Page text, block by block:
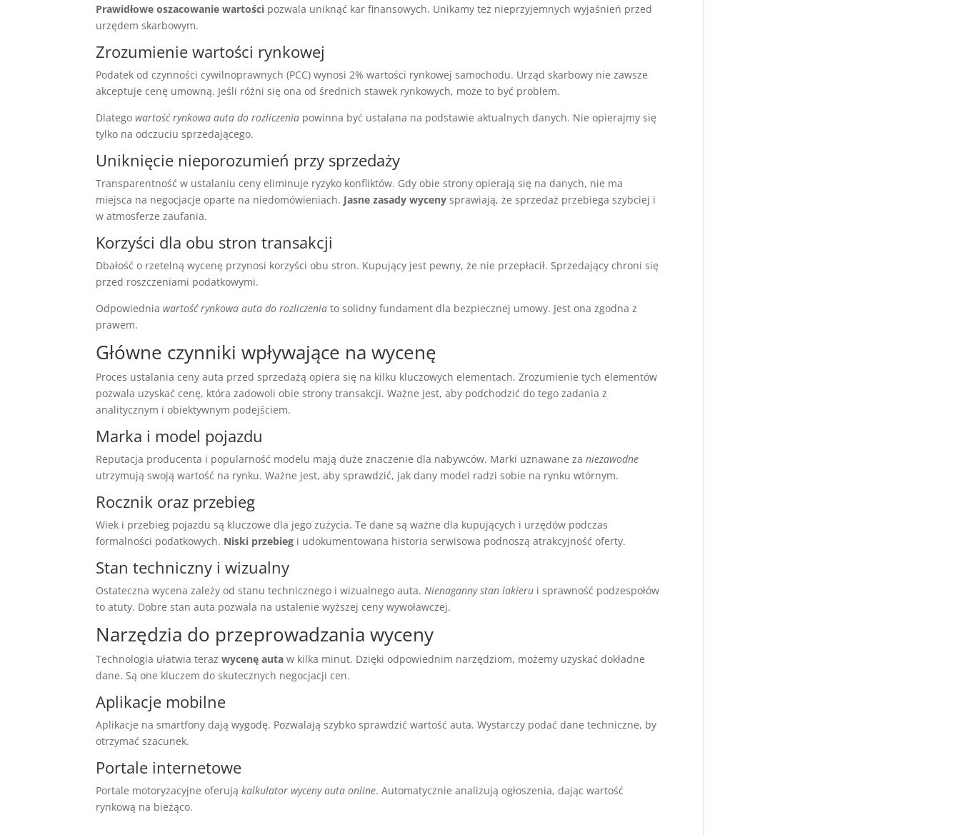
Prawidłowe oszacowanie wartości pozwala uniknąć kar finansowych. Unikamy też nieprzyjemnych wyjaśnień przed
urzędem skarbowym.
Zrozumienie wartości rynkowej
Podatek od czynności cywilnoprawnych (PCC) wynosi 2% wartości rynkowej samochodu. Urząd skarbowy nie zawsze
akceptuje cenę umowną. Jeśli różni się ona od średnich stawek rynkowych, może to być problem.
Dlategowartość rynkowa auta do rozliczenia powinna być ustalana na podstawie aktualnych danych. Nie opierajmy się
tylko na odczuciu sprzedającego.
Uniknięcie nieporozumień przy sprzedaży
Transparentność w ustalaniu ceny eliminuje ryzyko konfliktów. Gdy obie strony opierają się na danych, nie ma
miejsca na negocjacje oparte na niedomówieniach. Jasne zasady wyceny sprawiają, że sprzedaż przebiega szybciej i
w atmosferze zaufania.
Korzyści dla obu stron transakcji
Dbałość o rzetelną wycenę przynosi korzyści obu stron. Kupujący jest pewny, że nie przepłacił. Sprzedający chroni się
przed roszczeniami podatkowymi.
Odpowiedniawartość rynkowa auta do rozliczenia to solidny fundament dla bezpiecznej umowy. Jest ona zgodna z
prawem.
Główne czynniki wpływające na wycenę
Proces ustalania ceny auta przed sprzedażą opiera się na kilku kluczowych elementach. Zrozumienie tych elementów
pozwala uzyskać cenę, która zadowoli obie strony transakcji. Ważne jest, aby podchodzić do tego zadania z
analitycznym i obiektywnym podejściem.
Marka i model pojazdu
Reputacja producenta i popularność modelu mają duże znaczenie dla nabywców. Marki uznawane zaniezawodne
utrzymują swoją wartość na rynku. Ważne jest, aby sprawdzić, jak dany model radzi sobie na rynku wtórnym.
Rocznik oraz przebieg
Wiek i przebieg pojazdu są kluczowe dla jego zużycia. Te dane są ważne dla kupujących i urzędów podczas
formalności podatkowych. Niski przebieg i udokumentowana historia serwisowa podnoszą atrakcyjność oferty.
Stan techniczny i wizualny
Ostateczna wycena zależy od stanu technicznego i wizualnego auta. Nienaganny stan lakieru i sprawność podzespołów
to atuty. Dobre stan auta pozwala na ustalenie wyższej ceny wywoławczej.
Narzędzia do przeprowadzania wyceny
Technologia ułatwia terazwycenę auta w kilka minut. Dzięki odpowiednim narzędziom, możemy uzyskać dokładne
dane. Są one kluczem do skutecznych negocjacji cen.
Aplikacje mobilne
Aplikacje na smartfony dają wygodę. Pozwalają szybko sprawdzić wartość auta. Wystarczy podać dane techniczne, by
otrzymać szacunek.
Portale internetowe
Portale motoryzacyjne oferująkalkulator wyceny auta online. Automatycznie analizują ogłoszenia, dając wartość
rynkową na bieżąco.